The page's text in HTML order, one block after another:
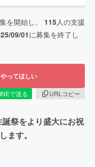
を開始し、 115人の支援
09/01に募集を終了し
ってほしい
で送る
URLコピー
祭をより盛大にお祝
ます。